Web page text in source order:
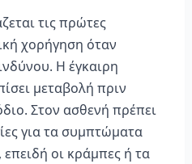
τις πρώτες
χορήγηση όταν
Η έγκαιρη
μεταβολή πριν
Στον ασθενή πρέπει
για τα συμπτώματα
οι κράμπες ή τα